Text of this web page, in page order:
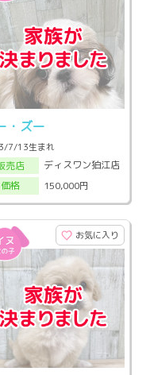
・ズー
7/13生まれ
売店
ディスワン狛江店
価格
150,000円
お気に入り